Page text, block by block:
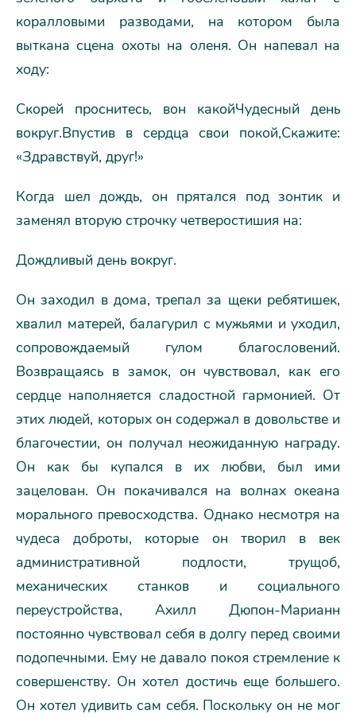
коралловыми разводами, на котором была
выткана сцена охоты на оленя. Он напевал на
ходу:
Скорей проснитесь, вон какойЧудесный день
вокруг.Впустив в сердца свои покой,Скажите:
«Здравствуй, друг!»
Когда шел дождь, он прятался под зонтик и
заменял вторую строчку четверостишия на:
Дождливый день вокруг.
Он заходил в дома, трепал за щеки ребятишек,
хвалил матерей, балагурил с мужьями и уходил,
сопровождаемый гулом благословений.
Возвращаясь в замок, он чувствовал, как его
сердце наполняется сладостной гармонией. От
этих людей, которых он содержал в довольстве и
благочестии, он получал неожиданную награду.
Он как бы купался в их любви, был ими
зацелован. Он покачивался на волнах океана
морального превосходства. Однако несмотря на
чудеса доброты, которые он творил в век
административной подлости, трущоб,
механических станков и социального
переустройства, Ахилл Дюпон-Марианн
постоянно чувствовал себя в долгу перед своими
подопечными. Ему не давало покоя стремление к
совершенству. Он хотел достичь еще большего.
Он хотел удивить сам себя. Поскольку он не мог